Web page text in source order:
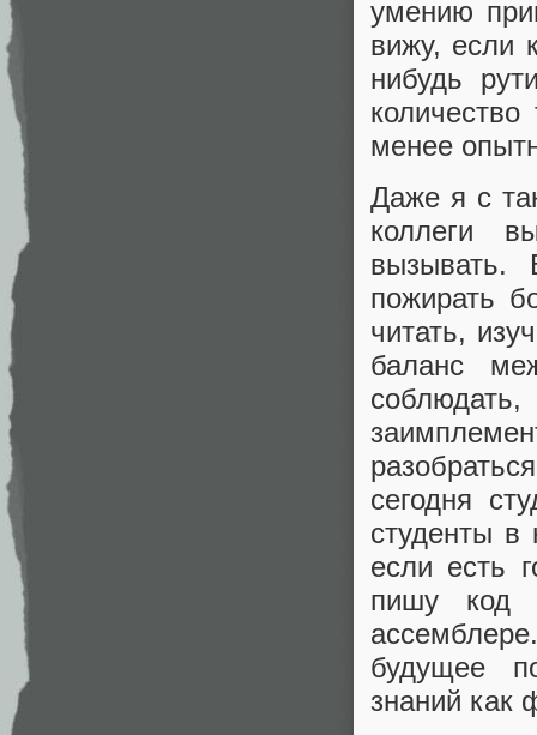
умению
вижу, если
нибудь
менее
Даже я с
коллеги
вызывать.
пожирать
читать,
баланс
сегодня
студенты в
если есть
пишу код
будущее
знаний как